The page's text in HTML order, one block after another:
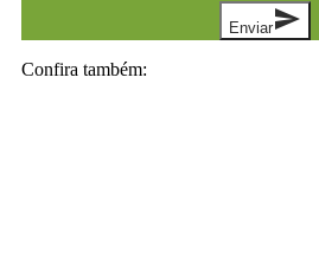
Enviarsend
Confira também: